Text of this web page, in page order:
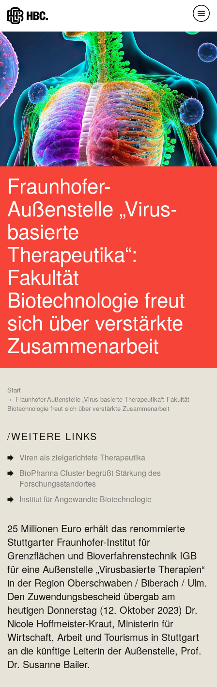
Direkt
zum
Inhalt
Fraunhofer-
Außenstelle „Virus-
basierte
Therapeutika“:
Fakultät
Biotechnologie freut
sich über verstärkte
Zusammenarbeit
Start
Fraunhofer-Außenstelle „Virus-basierte Therapeutika“: Fakultät
Biotechnologie freut sich über verstärkte Zusammenarbeit
WEITERE LINKS
Viren als zielgerichtete Therapeutika
BioPharma Cluster begrüßt Stärkung des
Forschungsstandortes
Institut für Angewandte Biotechnologie
25 Millionen Euro erhält das renommierte
Stuttgarter Fraunhofer-Institut für
Grenzflächen und Bioverfahrenstechnik IGB
für eine Außenstelle „Virusbasierte Therapien“
in der Region Oberschwaben / Biberach / Ulm.
Den Zuwendungsbescheid übergab am
heutigen Donnerstag (12. Oktober 2023) Dr.
Nicole Hoffmeister-Kraut, Ministerin für
Wirtschaft, Arbeit und Tourismus in Stuttgart
an die künftige Leiterin der Außenstelle, Prof.
Dr. Susanne Bailer.